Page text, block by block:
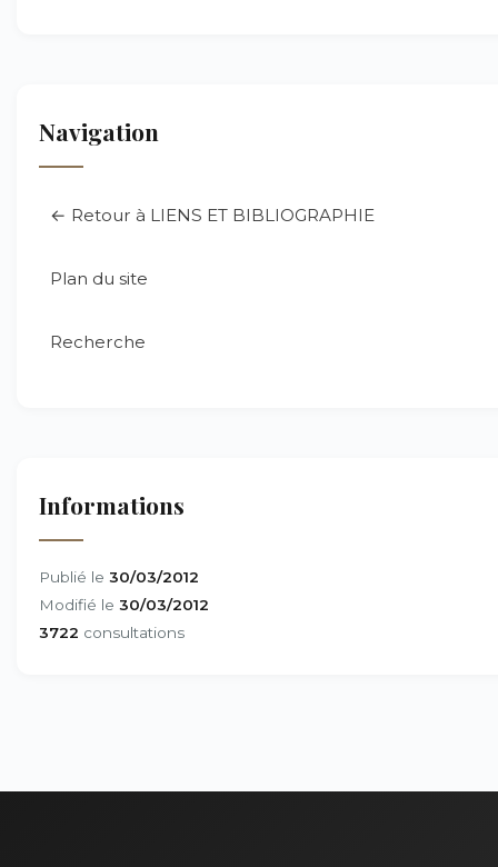
Navigation
← Retour à LIENS ET BIBLIOGRAPHIE
Plan du site
Recherche
Informations
Publié le 30/03/2012
Modifié le 30/03/2012
3722 consultations